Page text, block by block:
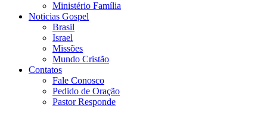
Ministério Família
Noticias Gospel
Brasil
Israel
Missões
Mundo Cristão
Contatos
Fale Conosco
Pedido de Oração
Pastor Responde